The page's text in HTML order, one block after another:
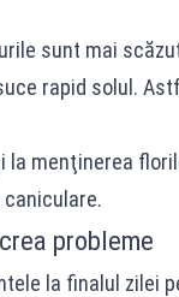
sunt mai
rapid solul.
la menţinerea
probleme
la finalul zilei